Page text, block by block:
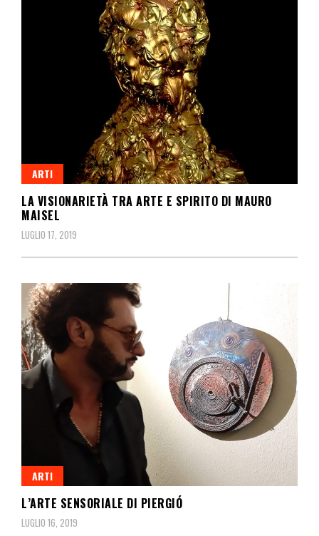
ARTI
LA VISIONARIETÀ TRA ARTE E SPIRITO DI MAURO
MAISEL
LUGLIO 17, 2019
ARTI
L’ARTE SENSORIALE DI PIERGIÓ
LUGLIO 16, 2019